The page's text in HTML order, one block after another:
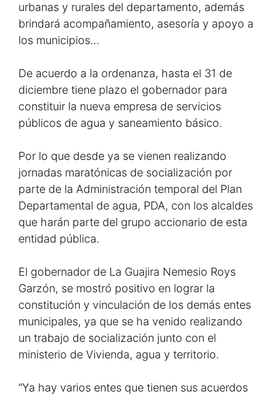
urbanas y rurales del departamento, además
brindará acompañamiento, asesoría y apoyo a
los municipios…
De acuerdo a la ordenanza, hasta el 31 de
diciembre tiene plazo el gobernador para
constituir la nueva empresa de servicios
públicos de agua y saneamiento básico.
Por lo que desde ya se vienen realizando
jornadas maratónicas de socialización por
parte de la Administración temporal del Plan
Departamental de agua, PDA, con los alcaldes
que harán parte del grupo accionario de esta
entidad pública.
El gobernador de La Guajira Nemesio Roys
Garzón, se mostró positivo en lograr la
constitución y vinculación de los demás entes
municipales, ya que se ha venido realizando
un trabajo de socialización junto con el
ministerio de Vivienda, agua y territorio.
“Ya hay varios entes que tienen sus acuerdos